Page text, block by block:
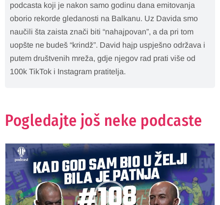
podcasta koji je nakon samo godinu dana emitovanja
oborio rekorde gledanosti na Balkanu. Uz Davida smo
naučili šta zaista znači biti “nahajpovan”, a da pri tom
uopšte ne budeš “krindž”. David hajp uspješno održava i
putem društvenih mreža, gdje njegov rad prati više od
100k TikTok i Instagram pratitelja.
Pogledajte još neke podcaste